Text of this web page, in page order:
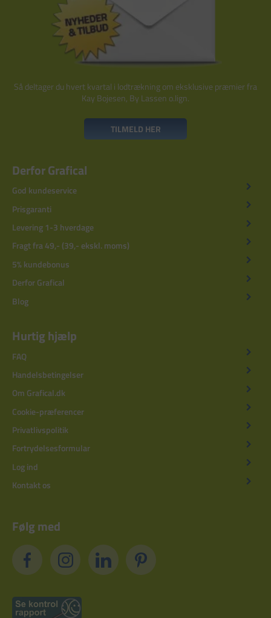
Så deltager du hvert kvartal i lodtrækning om eksklusive præmier fra
Kay Bojesen, By Lassen o.lign.
TILMELD HER
Derfor Grafical
God kundeservice
Prisgaranti
Levering 1-3 hverdage
Fragt fra 49,- (39,- ekskl. moms)
5% kundebonus
Derfor Grafical
Blog
Hurtig hjælp
FAQ
Handelsbetingelser
Om Grafical.dk
Cookie-præferencer
Privatlivspolitik
Fortrydelsesformular
Log ind
Kontakt os
Følg med